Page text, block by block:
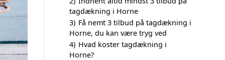
tagdækning i Horne
3) Få nemt 3 tilbud på tagdækning i
Horne, du kan være tryg ved
4) Hvad koster tagdækning i
Horne?